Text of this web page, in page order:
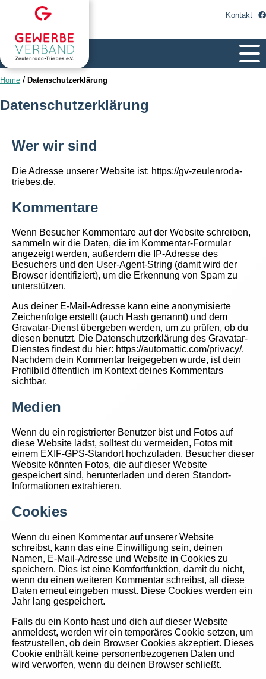
Kontakt
Home / Datenschutzerklärung
Datenschutzerklärung
Wer wir sind
Die Adresse unserer Website ist: https://gv-zeulenroda-
triebes.de.
Kommentare
Wenn Besucher Kommentare auf der Website schreiben,
sammeln wir die Daten, die im Kommentar-Formular
angezeigt werden, außerdem die IP-Adresse des
Besuchers und den User-Agent-String (damit wird der
Browser identifiziert), um die Erkennung von Spam zu
unterstützen.
Aus deiner E-Mail-Adresse kann eine anonymisierte
Zeichenfolge erstellt (auch Hash genannt) und dem
Gravatar-Dienst übergeben werden, um zu prüfen, ob du
diesen benutzt. Die Datenschutzerklärung des Gravatar-
Dienstes findest du hier: https://automattic.com/privacy/.
Nachdem dein Kommentar freigegeben wurde, ist dein
Profilbild öffentlich im Kontext deines Kommentars
sichtbar.
Medien
Wenn du ein registrierter Benutzer bist und Fotos auf
diese Website lädst, solltest du vermeiden, Fotos mit
einem EXIF-GPS-Standort hochzuladen. Besucher dieser
Website könnten Fotos, die auf dieser Website
gespeichert sind, herunterladen und deren Standort-
Informationen extrahieren.
Cookies
Wenn du einen Kommentar auf unserer Website
schreibst, kann das eine Einwilligung sein, deinen
Namen, E-Mail-Adresse und Website in Cookies zu
speichern. Dies ist eine Komfortfunktion, damit du nicht,
wenn du einen weiteren Kommentar schreibst, all diese
Daten erneut eingeben musst. Diese Cookies werden ein
Jahr lang gespeichert.
Falls du ein Konto hast und dich auf dieser Website
anmeldest, werden wir ein temporäres Cookie setzen, um
festzustellen, ob dein Browser Cookies akzeptiert. Dieses
Cookie enthält keine personenbezogenen Daten und
wird verworfen, wenn du deinen Browser schließt.